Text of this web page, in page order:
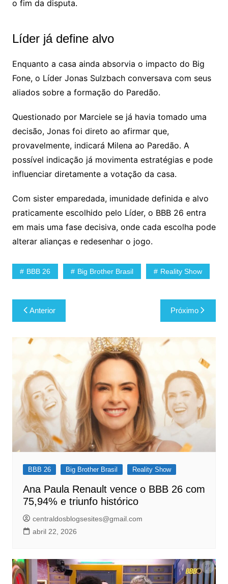
o fim da disputa.
Líder já define alvo
Enquanto a casa ainda absorvia o impacto do Big
Fone, o Líder Jonas Sulzbach conversava com seus
aliados sobre a formação do Paredão.
Questionado por Marciele se já havia tomado uma
decisão, Jonas foi direto ao afirmar que,
provavelmente, indicará Milena ao Paredão. A
possível indicação já movimenta estratégias e pode
influenciar diretamente a votação da casa.
Com sister emparedada, imunidade definida e alvo
praticamente escolhido pelo Líder, o BBB 26 entra
em mais uma fase decisiva, onde cada escolha pode
alterar alianças e redesenhar o jogo.
BBB 26 Big Brother Brasil Reality Show
Navegação
de
Post
Anterior Próximo
BBB 26 Big Brother Brasil Reality Show
Ana Paula Renault vence o BBB 26 com
75,94% e triunfo histórico
centraldosblogsesites@gmail.com
abril 22, 2026